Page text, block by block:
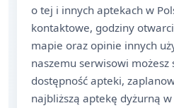
o tej i innych aptekach w
kontaktowe, godziny
mapie oraz opinie innych
naszemu serwisowi możesz
dostępność apteki,
najbliższą aptekę dyżurną